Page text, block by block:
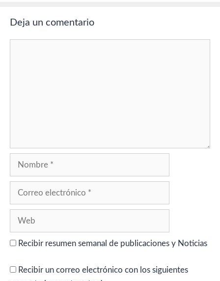
Deja un comentario
Recibir resumen semanal de publicaciones y Noticias
Recibir un correo electrónico con los siguientes